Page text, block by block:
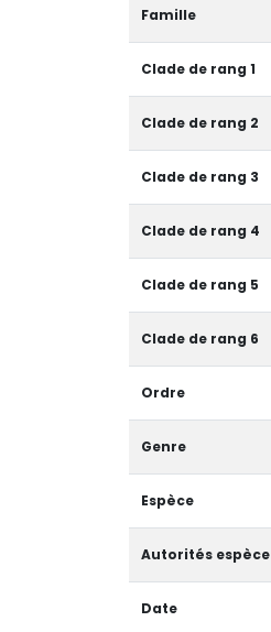
Famille
Clade de rang 1
Clade de rang 2
Clade de rang 3
Clade de rang 4
Clade de rang 5
Clade de rang 6
Ordre
Genre
Espèce
Autorités espèce
Date